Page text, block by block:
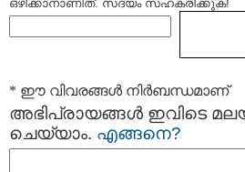
ഒഴിക്കാനാണിത്. സദയം സഹകരിക്കുക!
* ഈ വിവരങ്ങള്‍ നിര്‍ബന്ധമാണ്
അഭിപ്രായങ്ങള്‍ ഇവിടെ
ചെയ്യാം. എങ്ങനെ?